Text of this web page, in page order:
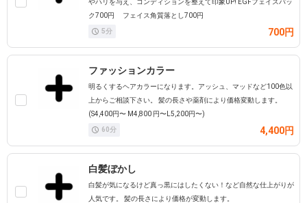
やハリを与え、コンディションを整えて印象UP! EGFフェイスパッ
ク700円 フェイス角質落とし700円
5分 700円
ファッションカラー
明るくするヘアカラーになります。アッシュ、マッドなど100色以
上からご相談下さい。 髪の長さや薬剤により価格変動します。
(S4,400円〜 M4,800 円〜L5,200円〜)
60分 4,400円
白髪ぼかし
白髪が気になるけど真っ黒にはしたくない！など自然な仕上がりが
人気です。 髪の長さにより価格が変動します。